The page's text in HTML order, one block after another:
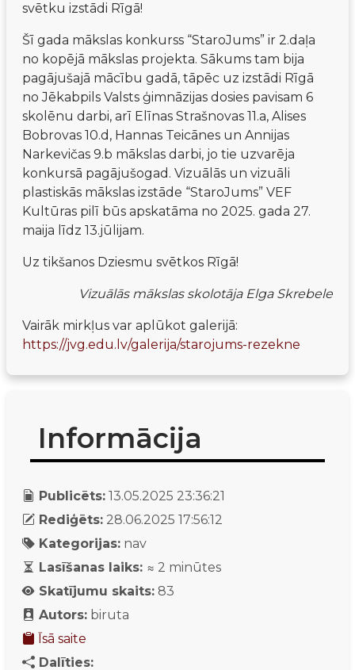
svētku izstādi Rīgā!
Šī gada mākslas konkurss “StaroJums” ir 2.daļa
no kopējā mākslas projekta. Sākums tam bija
pagājušajā mācību gadā, tāpēc uz izstādi Rīgā
no Jēkabpils Valsts ģimnāzijas dosies pavisam 6
skolēnu darbi, arī Elīnas Strašnovas 11.a, Alises
Bobrovas 10.d, Hannas Teicānes un Annijas
Narkevičas 9.b mākslas darbi, jo tie uzvarēja
konkursā pagājušogad. Vizuālās un vizuāli
plastiskās mākslas izstāde “StaroJums” VEF
Kultūras pilī būs apskatāma no 2025. gada 27.
maija līdz 13.jūlijam.
Uz tikšanos Dziesmu svētkos Rīgā!
Vizuālās mākslas skolotāja Elga Skrebele
https://jvg.edu.lv/galerija/starojums-rezekne
Informācija
Publicēts: 13.05.2025 23:36:21
Rediģēts: 28.06.2025 17:56:12
Kategorijas: nav
Lasīšanas laiks: ≈ 2 minūtes
Skatījumu skaits: 83
Autors: biruta
Īsā saite
Dalīties: